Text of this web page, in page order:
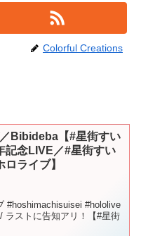
Colorful Creations
Bibideba【#⁠星街すい
記念LIVE／#星街すい
ロライブ】
#hoshimachisuisei #hololive
ラストに告知アリ！【#⁠星街